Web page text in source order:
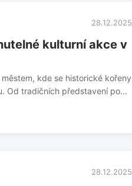
28.12.2025
kulturní akce v
kde se historické kořeny
Od tradičních představení po...
28.12.2025